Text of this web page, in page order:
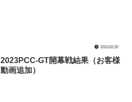
2023.02.20
2023PCC-GT開幕戦結果（お客様
動画追加）